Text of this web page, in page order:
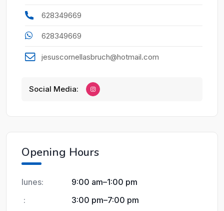
628349669
628349669
jesuscornellasbruch@hotmail.com
Social Media:
Opening Hours
lunes: 9:00 am–1:00 pm
:
3:00 pm–7:00 pm